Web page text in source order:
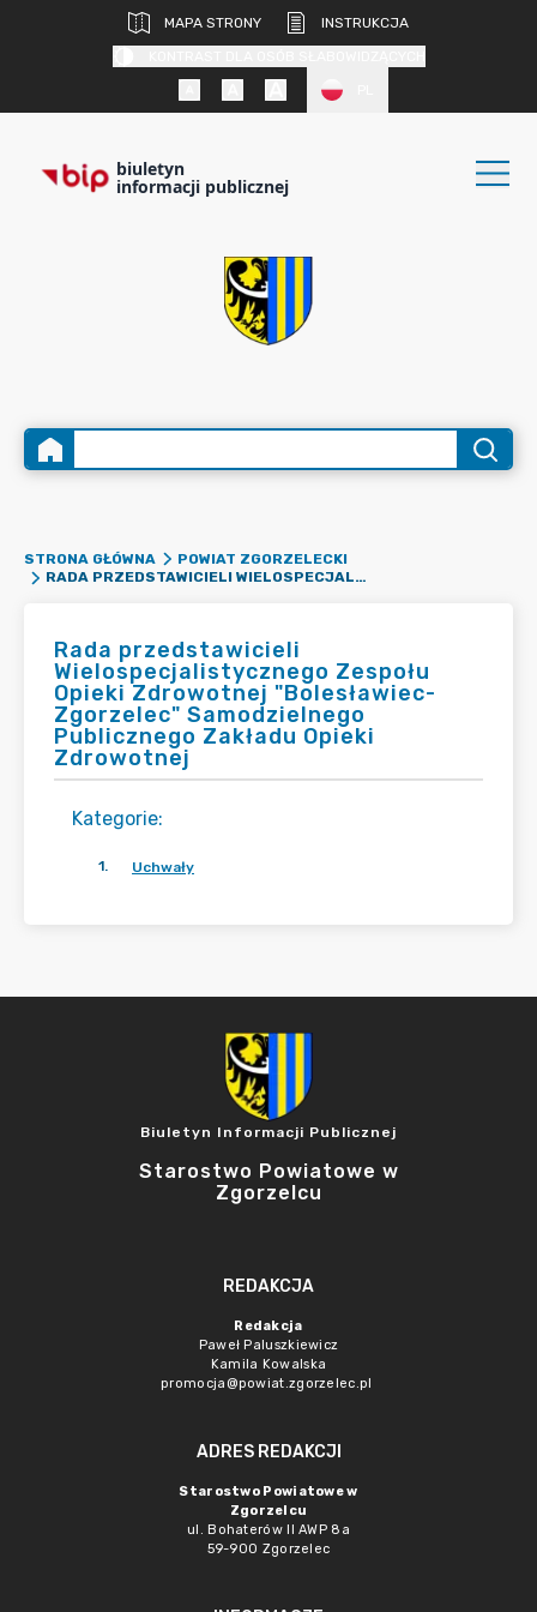
MAPA STRONY
INSTRUKCJA
biuletyn
informacji publicznej
STRONA GŁÓWNA
POWIAT ZGORZELECKI
RADA PRZEDSTAWICIELI WIELOSPECJALISTYCZNEGO ZESPOŁU OPIEKI ZDROWOTNEJ "BOLESŁAWIEC-ZGORZELEC" SAMODZIELNEGO PUBLICZNEGO ZAKŁADU OPIEKI ZDROWOTNEJ
Rada przedstawicieli
Wielospecjalistycznego Zespołu
Opieki Zdrowotnej "Bolesławiec-
Zgorzelec" Samodzielnego
Publicznego Zakładu Opieki
Zdrowotnej
Kategorie:
1. Uchwały
Biuletyn Informacji Publicznej
Starostwo Powiatowe w
Zgorzelcu
REDAKCJA
Redakcja
Paweł Paluszkiewicz
Kamila Kowalska
promocja@powiat.zgorzelec.pl
ADRES REDAKCJI
Starostwo Powiatowe w
Zgorzelcu
ul. Bohaterów II AWP 8a
59-900 Zgorzelec